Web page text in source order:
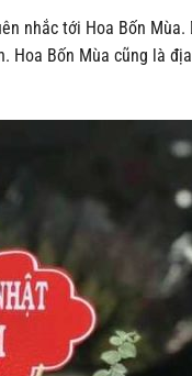
nhắc tới Hoa Bốn
Bốn Mùa cũng là